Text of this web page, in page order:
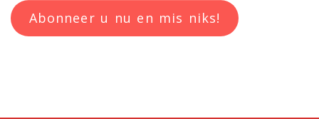
Abonneer u nu en mis niks!